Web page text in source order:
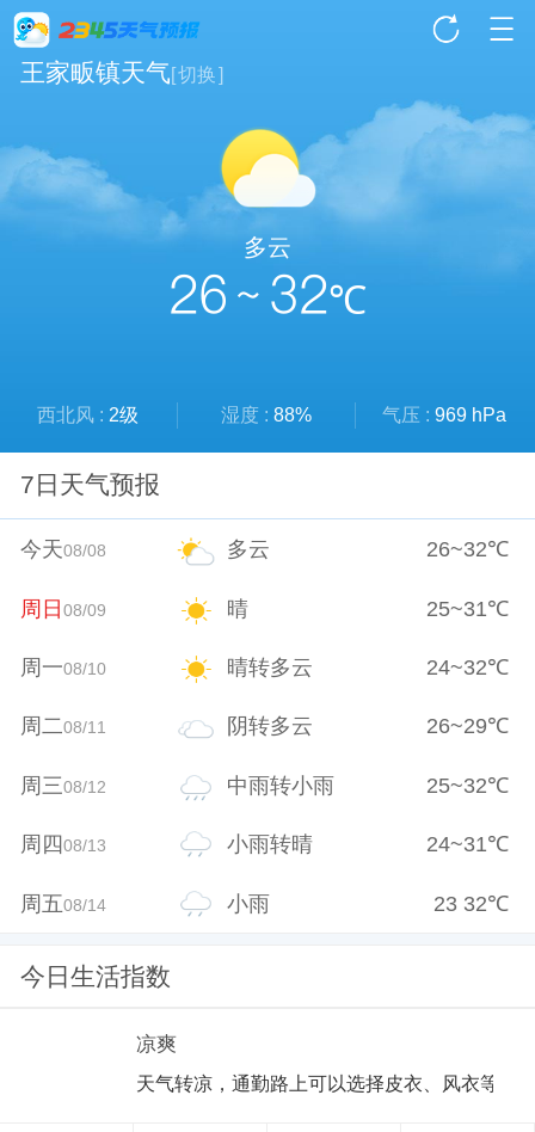
王家畈镇天气[切换]
多云
26 ~ 32℃
西北风 : 2级 湿度 : 88% 气压 : 969 hPa
7日天气预报
今天08/08 多云 26~32℃
周日08/09 晴 25~31℃
周一08/10 晴转多云 24~32℃
周二08/11 阴转多云 26~29℃
周三08/12 中雨转小雨 25~32℃
周四08/13 小雨转晴 24~31℃
周五08/14 小雨 23 32℃
今日生活指数
凉爽
天气转凉，通勤路上可以选择皮衣、风衣等防